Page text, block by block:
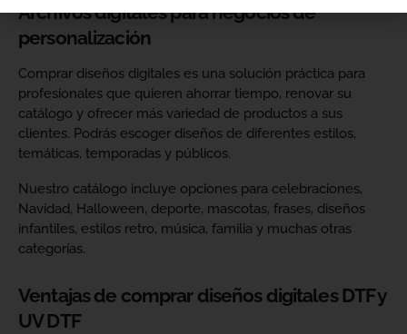
Archivos digitales para negocios de
personalización
Comprar diseños digitales es una solución práctica para
profesionales que quieren ahorrar tiempo, renovar su
catálogo y ofrecer más variedad de productos a sus
clientes. Podrás escoger diseños de diferentes estilos,
temáticas, temporadas y públicos.
Nuestro catálogo incluye opciones para celebraciones,
Navidad, Halloween, deporte, mascotas, frases, diseños
infantiles, estilos retro, música, familia y muchas otras
categorías.
Ventajas de comprar diseños digitales DTF y
UV DTF